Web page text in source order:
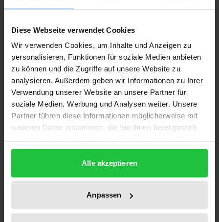
Diese Webseite verwendet Cookies
Wir verwenden Cookies, um Inhalte und Anzeigen zu
personalisieren, Funktionen für soziale Medien anbieten
zu können und die Zugriffe auf unsere Website zu
analysieren. Außerdem geben wir Informationen zu Ihrer
Verwendung unserer Website an unsere Partner für
soziale Medien, Werbung und Analysen weiter. Unsere
Partner führen diese Informationen möglicherweise mit
weiteren Daten zusammen, die Sie ihnen bereitgestellt
gesammelt haben.
Alle akzeptieren
Anpassen
Available
Prices include VAT. Depending on the delivery address, VAT
may vary at checkout.
Add to Cart
Add to Wish List
Delivery cost notice
und über wichtige Strukturdaten der Anwaltschaft
informieren.